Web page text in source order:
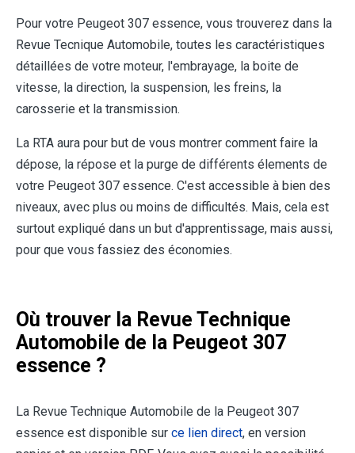
Pour votre Peugeot 307 essence, vous trouverez dans la
Revue Tecnique Automobile, toutes les caractéristiques
détaillées de votre moteur, l'embrayage, la boite de
vitesse, la direction, la suspension, les freins, la
carosserie et la transmission.
La RTA aura pour but de vous montrer comment faire la
dépose, la répose et la purge de différents élements de
votre Peugeot 307 essence. C'est accessible à bien des
niveaux, avec plus ou moins de difficultés. Mais, cela est
surtout expliqué dans un but d'apprentissage, mais aussi,
pour que vous fassiez des économies.
Où trouver la Revue Technique
Automobile de la Peugeot 307
essence ?
La Revue Technique Automobile de la Peugeot 307
essence est disponible sur ce lien direct, en version